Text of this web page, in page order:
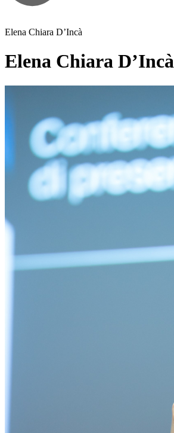
Elena Chiara D’Incà
Elena Chiara D’Incà